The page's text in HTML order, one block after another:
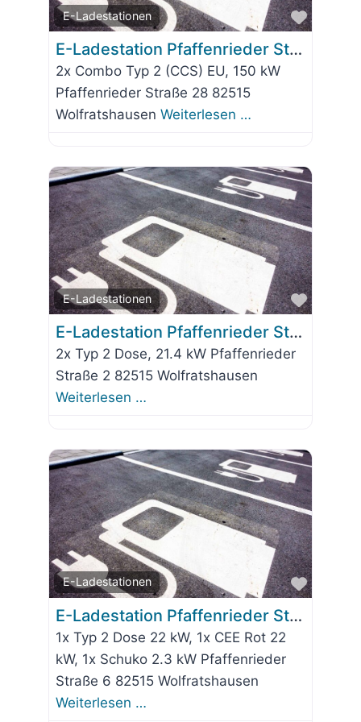
E-Ladestationen
Favorit
E-Ladestation Pfaffenrieder Straße 28
2x Combo Typ 2 (CCS) EU, 150 kW
Pfaffenrieder Straße 28 82515
Wolfratshausen Weiterlesen …
E-Ladestationen
Favorit
E-Ladestation Pfaffenrieder Straße 2
2x Typ 2 Dose, 21.4 kW Pfaffenrieder
Straße 2 82515 Wolfratshausen
Weiterlesen …
E-Ladestationen
Favorit
E-Ladestation Pfaffenrieder Straße 6
1x Typ 2 Dose 22 kW, 1x CEE Rot 22
kW, 1x Schuko 2.3 kW Pfaffenrieder
Straße 6 82515 Wolfratshausen
Weiterlesen …